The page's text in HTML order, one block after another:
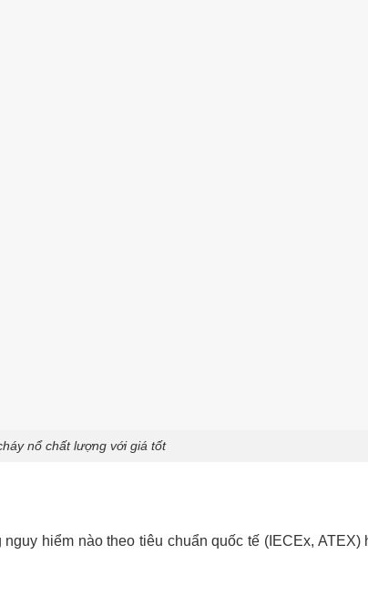
nổ chất lượng với giá tốt
hiểm nào theo tiêu chuẩn quốc tế (IECEx, ATEX)